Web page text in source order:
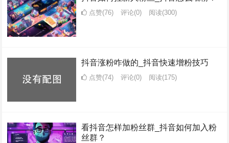
点赞(76) 评论(0) 阅读(300)
抖音涨粉咋做的_抖音快速增粉技巧
点赞(74) 评论(0) 阅读(175)
看抖音怎样加粉丝群_抖音如何加入粉
丝群？